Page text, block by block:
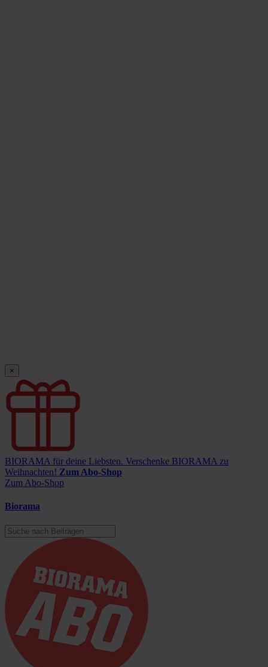
×
BIORAMA für deine Liebsten. Verschenke BIORAMA zu
Weihnachten! Zum Abo-Shop
Zum Abo-Shop
Biorama